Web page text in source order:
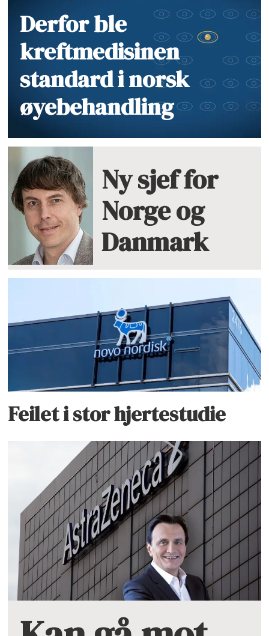
Derfor ble
kreftmedisinen
standard i norsk
øyebehandling
Ny sjef for
Norge og
Danmark
Feilet i stor hjertestudie